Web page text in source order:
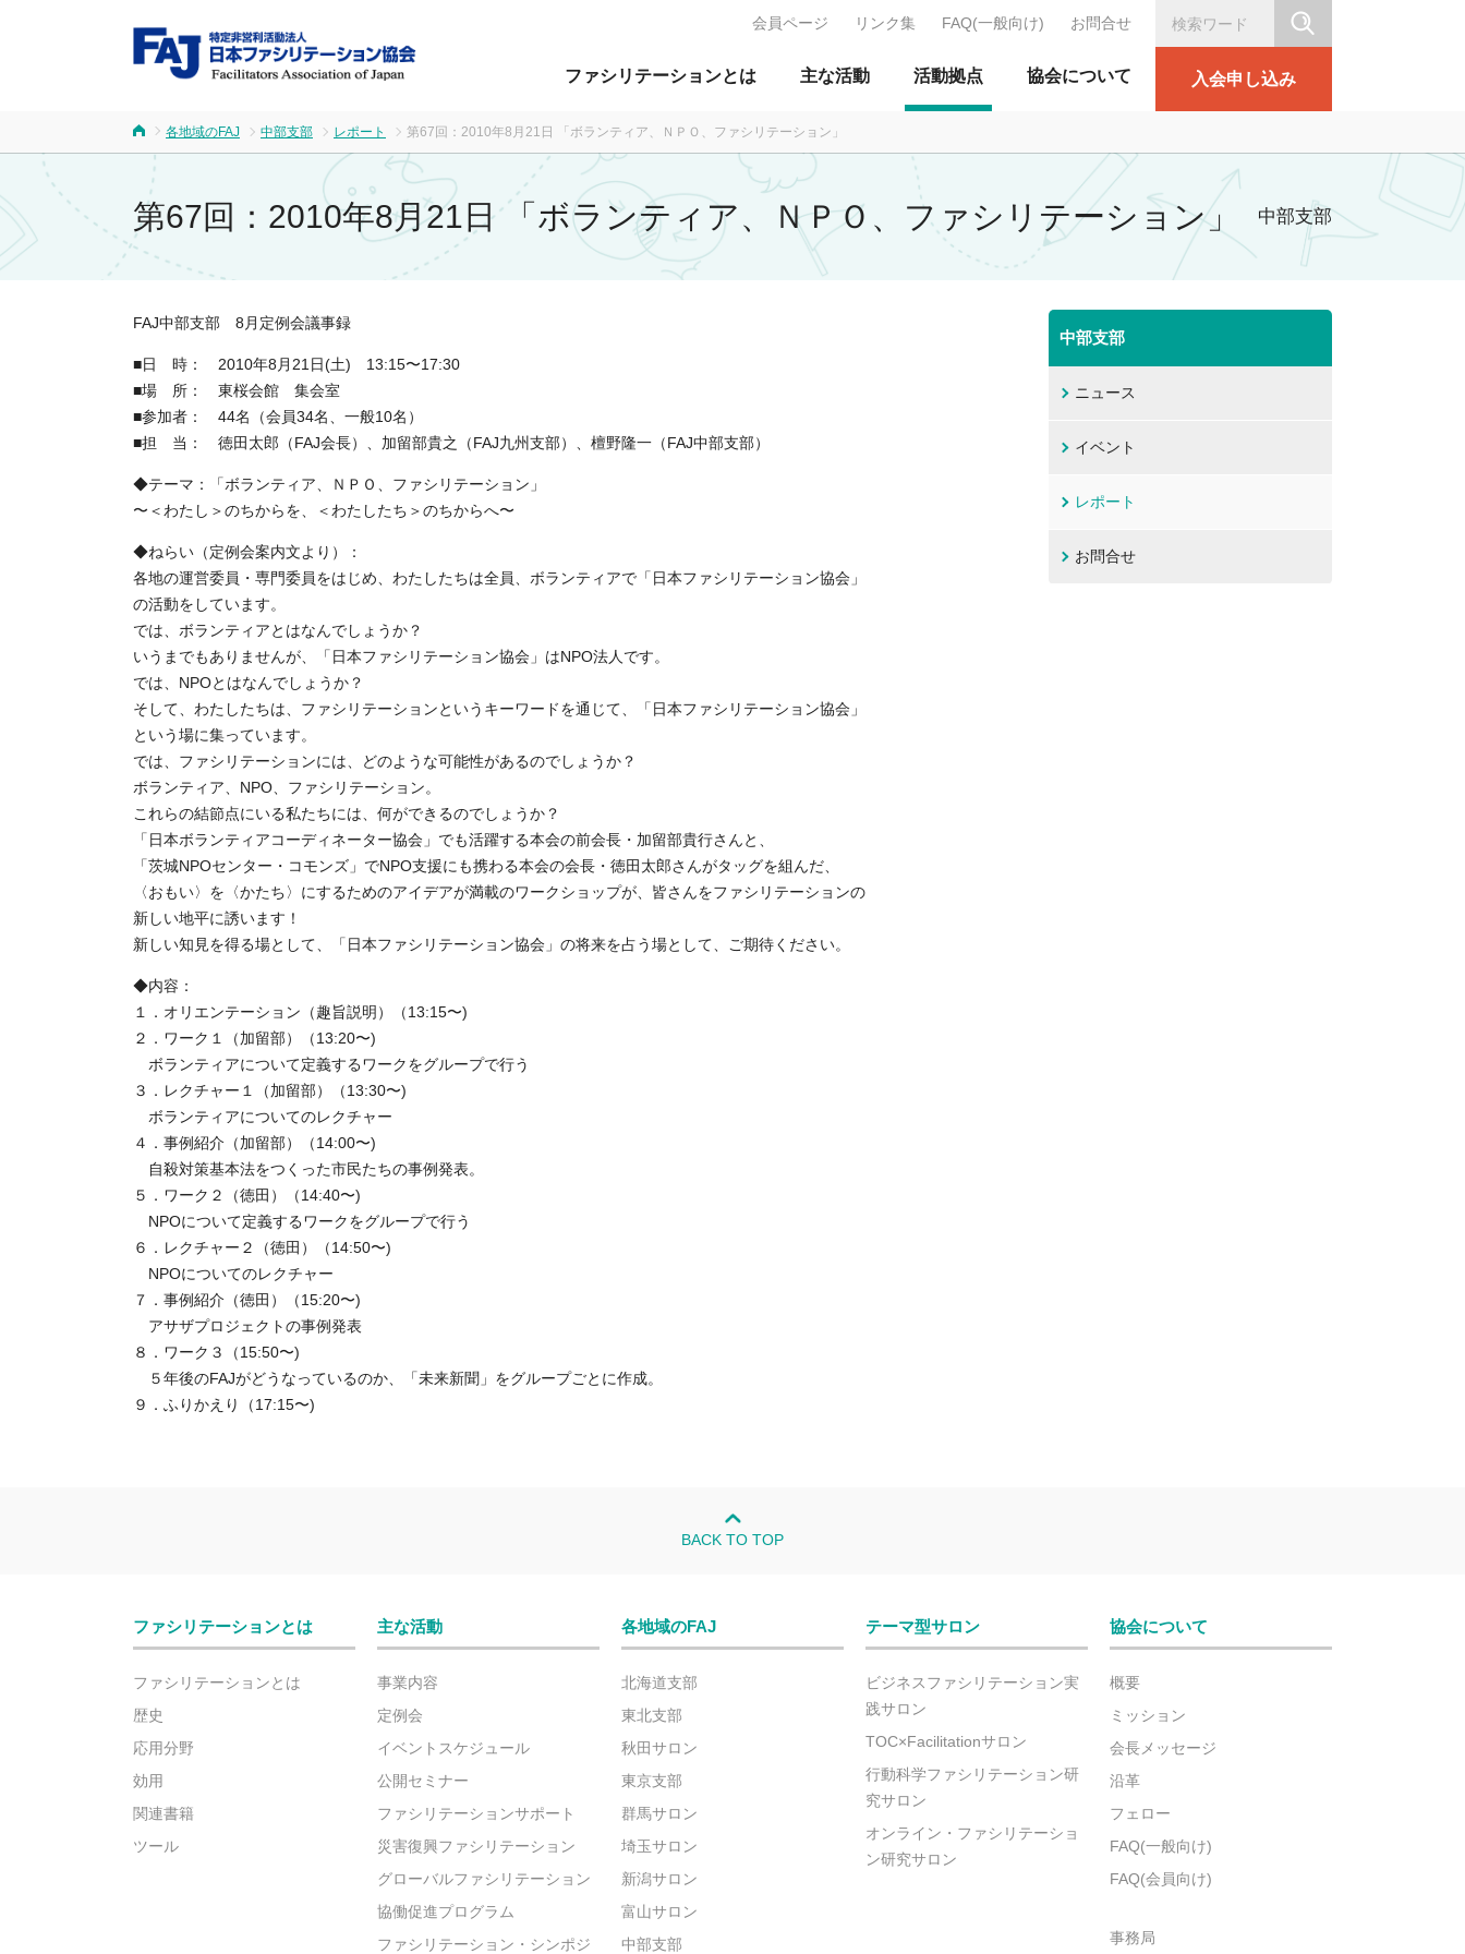
FAJ：特定非営利活動法人 日本ファシリテーション協会
ファシリテーションとは 主な活動 活動拠点 協会について 入会申し込み
会員ページ リンク集 FAQ(一般向け) お問合せ
各地域のFAJ 中部支部 レポート 第67回：2010年8月21日 「ボランティア、ＮＰＯ、ファシリテーション」
第67回：2010年8月21日 「ボランティア、ＮＰＯ、ファシリテーション」 中部支部
FAJ中部支部 8月定例会議事録
■日 時： 2010年8月21日(土) 13:15〜17:30
■場 所： 東桜会館 集会室
■参加者： 44名（会員34名、一般10名）
■担 当： 徳田太郎（FAJ会長）、加留部貴之（FAJ九州支部）、檀野隆一（FAJ中部支部）
◆テーマ：「ボランティア、ＮＰＯ、ファシリテーション」
〜＜わたし＞のちからを、＜わたしたち＞のちからへ〜
◆ねらい（定例会案内文より）：
各地の運営委員・専門委員をはじめ、わたしたちは全員、ボランティアで「日本ファシリテーション協会」
の活動をしています。
では、ボランティアとはなんでしょうか？
いうまでもありませんが、「日本ファシリテーション協会」はNPO法人です。
では、NPOとはなんでしょうか？
そして、わたしたちは、ファシリテーションというキーワードを通じて、「日本ファシリテーション協会」
という場に集っています。
では、ファシリテーションには、どのような可能性があるのでしょうか？
ボランティア、NPO、ファシリテーション。
これらの結節点にいる私たちには、何ができるのでしょうか？
「日本ボランティアコーディネーター協会」でも活躍する本会の前会長・加留部貴行さんと、
「茨城NPOセンター・コモンズ」でNPO支援にも携わる本会の会長・徳田太郎さんがタッグを組んだ、
〈おもい〉を〈かたち〉にするためのアイデアが満載のワークショップが、皆さんをファシリテーションの
新しい地平に誘います！
新しい知見を得る場として、「日本ファシリテーション協会」の将来を占う場として、ご期待ください。
◆内容：
１．オリエンテーション（趣旨説明）（13:15〜)
２．ワーク１（加留部）（13:20〜)
ボランティアについて定義するワークをグループで行う
３．レクチャー１（加留部）（13:30〜)
ボランティアについてのレクチャー
４．事例紹介（加留部）（14:00〜)
自殺対策基本法をつくった市民たちの事例発表。
５．ワーク２（徳田）（14:40〜)
NPOについて定義するワークをグループで行う
６．レクチャー２（徳田）（14:50〜)
NPOについてのレクチャー
７．事例紹介（徳田）（15:20〜)
アサザプロジェクトの事例発表
８．ワーク３（15:50〜)
５年後のFAJがどうなっているのか、「未来新聞」をグループごとに作成。
９．ふりかえり（17:15〜)
中部支部
ニュース
イベント
レポート
お問合せ
BACK TO TOP
ファシリテーションとは
ファシリテーションとは
歴史
応用分野
効用
関連書籍
ツール
主な活動
事業内容
定例会
イベントスケジュール
公開セミナー
ファシリテーションサポート
災害復興ファシリテーション
グローバルファシリテーション
協働促進プログラム
ファシリテーション・シンポジ
各地域のFAJ
北海道支部
東北支部
秋田サロン
東京支部
群馬サロン
埼玉サロン
新潟サロン
富山サロン
中部支部
テーマ型サロン
ビジネスファシリテーション実
践サロン
TOC×Facilitationサロン
行動科学ファシリテーション研
究サロン
オンライン・ファシリテーショ
ン研究サロン
協会について
概要
ミッション
会長メッセージ
沿革
フェロー
FAQ(一般向け)
FAQ(会員向け)
事務局